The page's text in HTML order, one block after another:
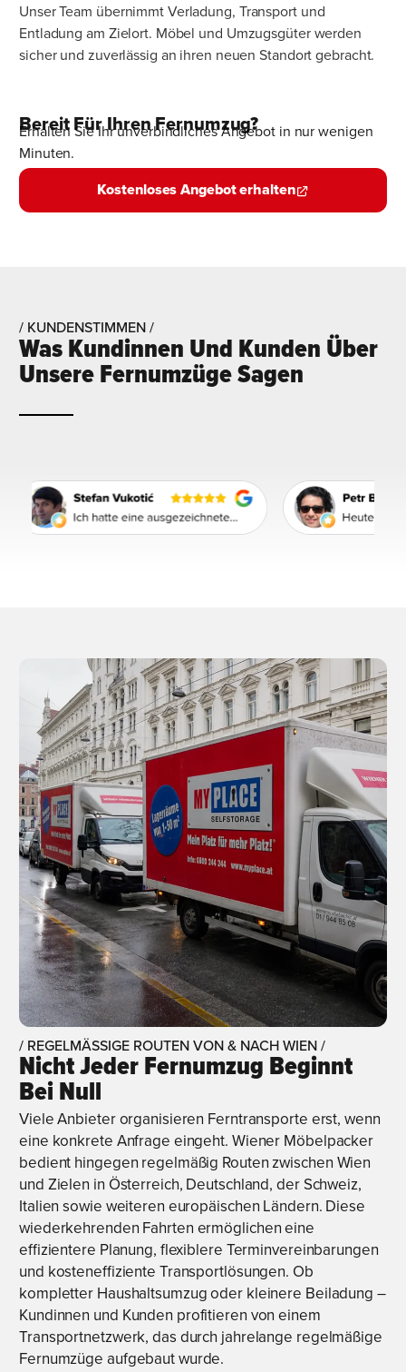
Unser Team übernimmt Verladung, Transport und
Entladung am Zielort. Möbel und Umzugsgüter werden
sicher und zuverlässig an ihren neuen Standort gebracht.
Bereit Für Ihren Fernumzug?
Erhalten Sie Ihr unverbindliches Angebot in nur wenigen
Minuten.
Kostenloses Angebot erhalten
/ KUNDENSTIMMEN /
Was Kundinnen Und Kunden Über
Unsere Fernumzüge Sagen
/ REGELMÄSSIGE ROUTEN VON & NACH WIEN /
Nicht Jeder Fernumzug Beginnt
Bei Null
Viele Anbieter organisieren Ferntransporte erst, wenn
eine konkrete Anfrage eingeht. Wiener Möbelpacker
bedient hingegen regelmäßig Routen zwischen Wien
und Zielen in Österreich, Deutschland, der Schweiz,
Italien sowie weiteren europäischen Ländern. Diese
wiederkehrenden Fahrten ermöglichen eine
effizientere Planung, flexiblere Terminvereinbarungen
und kosteneffiziente Transportlösungen. Ob
kompletter Haushaltsumzug oder kleinere Beiladung –
Kundinnen und Kunden profitieren von einem
Transportnetzwerk, das durch jahrelange regelmäßige
Fernumzüge aufgebaut wurde.